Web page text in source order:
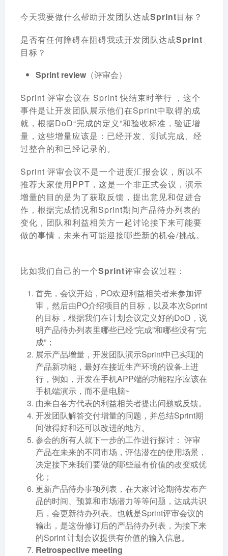
今天我要做什么帮助开发团队达成Sprint目标？
是否有任何障碍在阻碍我或开发团队达成Sprint
目标？
Sprint review（评审会）
Sprint 评审会议在 Sprint 快结束时举行 ，这个
事件是让开发团队展示他们在Sprint中取得的成
就，根据DoD“完成的定义”和验收标准，验证增
量，这些增量应该是：已经开发、测试完成、经
过整合的和已经记录的。
Sprint 评审会议不是一个进度汇报会议，所以不
推荐大家使用PPT，这是一个非正式会议，演示
增量的目的是为了获取反馈，提出意见和促进合
作，根据完成情况和Sprint期间产品待办列表的
变化，团队和利益相关方一起讨论接下来可能要
做的事情，未来有可能迎接哪些新的机会/挑战。
比如我们自己的一个Sprint评审会议过程：
首先，会议开始，PO欢迎利益相关者来参加评
审，然后由PO介绍项目的目标，以及本次Sprint
的目标，根据我们在计划会议定义好的DoD，说
明产品待办列表里哪些已经“完成”和哪些没有“完
成”；
展示产品增量，开发团队演示Sprint中已实现的
产品新功能，最好在接近生产环境的设备上进
行，例如，开发在手机APP端的功能程序应该在
手机端演示，而不是电脑~
由来自各方代表的利益相关者提出问题或反馈。
开发团队解答交付增量的问题，并总结Sprint期
间做得好和还可以改进的地方。
参会的所有人就下一步的工作进行探讨： 评审
产品在未来的不同市场，评估潜在的使用场景，
决定接下来我们要做的哪些最有价值的改变或优
化；
更新产品待办事项列表，在大家讨论期待发布产
品的时间、预算和市场潜力等等问题，达成共识
后，会更新待办列表。也就是Sprint评审会议的
输出，是这份修订后的产品待办列表，为接下来
的Sprint 计划会议提供有价值的输入信息。
Retrospective meeting